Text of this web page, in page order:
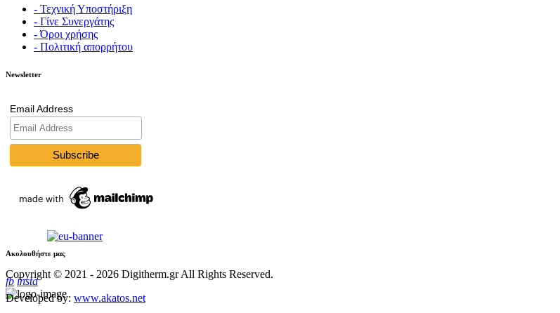
- Τεχνική Υποστήριξη
- Γίνε Συνεργάτης
- Όροι χρήσης
- Πολιτική απορρήτου
Newsletter
Email Address
Ακολουθήστε μας
fb insta
Copyright © 2021 - 2026 Digitherm.gr All Rights Reserved.
Developed by: www.akatos.net